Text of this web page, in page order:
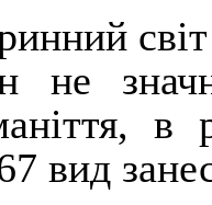
не
в
вид